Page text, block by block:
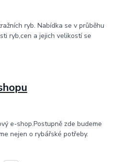
ryb. Nabídka se v průběhu
ryb,cen a jejich velikostí se
e-shop.Postupně zde budeme
nejen o rybářské potřeby.